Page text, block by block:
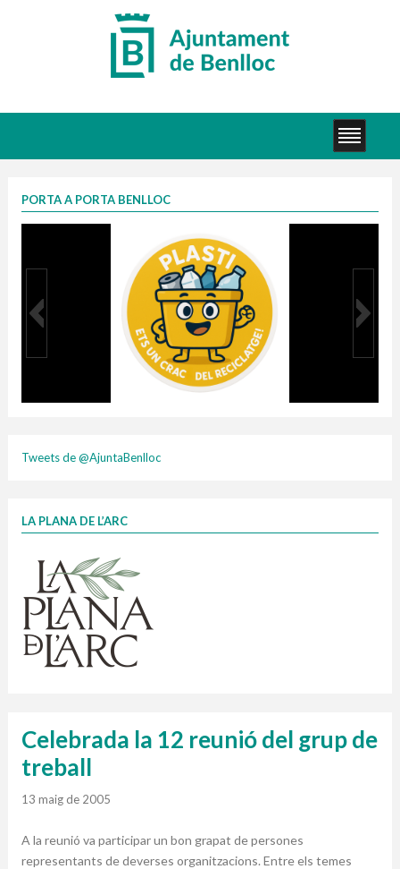
PORTA A PORTA BENLLOC
1 contenidors intel·ligents
Finançat per la Unió Europea – NextGenerationEU
Tweets de @AjuntaBenlloc
LA PLANA DE L’ARC
Celebrada la 12 reunió del grup de
treball
13 maig de 2005
A la reunió va participar un bon grapat de persones
representants de deverses organitzacions. Entre els temes